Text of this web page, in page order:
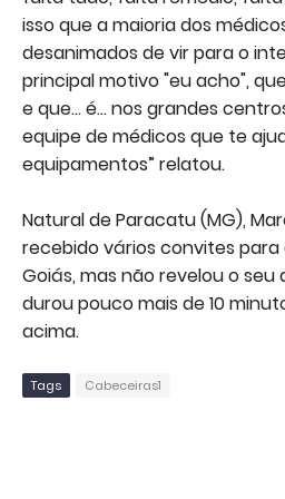
isso que a maioria dos
desanimados de vir para o
principal motivo "eu acho",
e que... é... nos grandes
equipe de médicos que te
equipamentos” relatou.
Natural de Paracatu (MG),
recebido vários convites
Goiás, mas não revelou o
durou pouco mais de 10
acima.
Tags Cabeceiras1